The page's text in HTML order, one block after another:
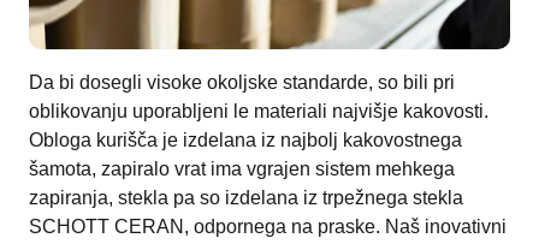
Da bi dosegli visoke okoljske standarde, so bili pri
oblikovanju uporabljeni le materiali najvišje kakovosti.
Obloga kurišča je izdelana iz najbolj kakovostnega
šamota, zapiralo vrat ima vgrajen sistem mehkega
zapiranja, stekla pa so izdelana iz trpežnega stekla
SCHOTT CERAN, odpornega na praske. Naš inovativni